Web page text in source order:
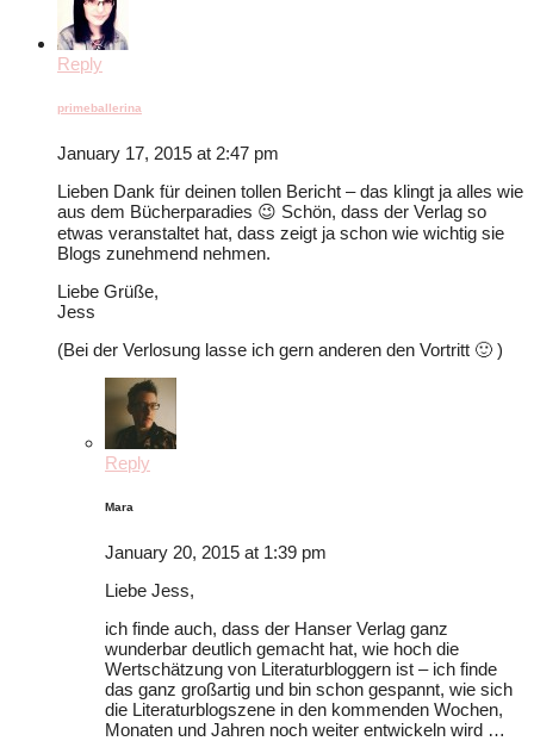
Reply
primeballerina
January 17, 2015 at 2:47 pm
Lieben Dank für deinen tollen Bericht – das klingt ja alles wie
aus dem Bücherparadies 😉 Schön, dass der Verlag so
etwas veranstaltet hat, dass zeigt ja schon wie wichtig sie
Blogs zunehmend nehmen.
Liebe Grüße,
Jess
(Bei der Verlosung lasse ich gern anderen den Vortritt 🙂 )
Reply
Mara
January 20, 2015 at 1:39 pm
Liebe Jess,
ich finde auch, dass der Hanser Verlag ganz
wunderbar deutlich gemacht hat, wie hoch die
Wertschätzung von Literaturbloggern ist – ich finde
das ganz großartig und bin schon gespannt, wie sich
die Literaturblogszene in den kommenden Wochen,
Monaten und Jahren noch weiter entwickeln wird …